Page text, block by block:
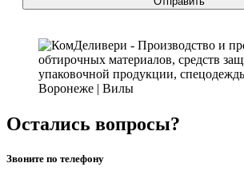
Остались вопросы?
Звоните по телефону